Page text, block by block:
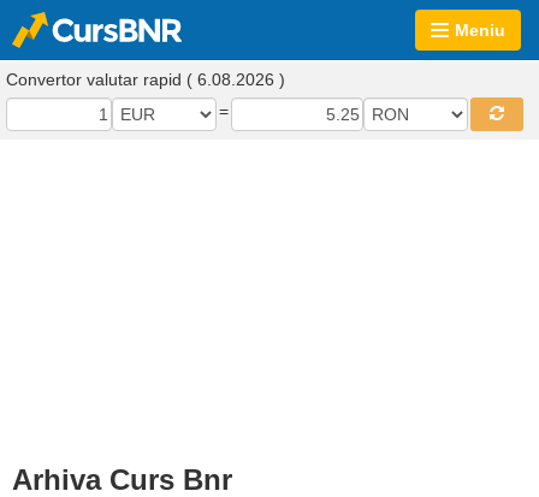
Meniu
Convertor valutar rapid ( 6.08.2026 )
=
Arhiva Curs Bnr